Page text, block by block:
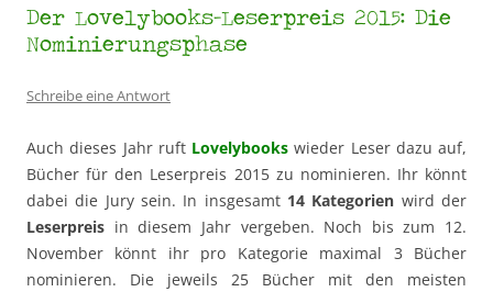
Der Lovelybooks-Leserpreis 2015: Die
Nominierungsphase
Schreibe eine Antwort
Auch dieses Jahr ruft Lovelybooks wieder Leser dazu auf,
Bücher für den Leserpreis 2015 zu nominieren. Ihr könnt
dabei die Jury sein. In insgesamt 14 Kategorien wird der
Leserpreis in diesem Jahr vergeben. Noch bis zum 12.
November könnt ihr pro Kategorie maximal 3 Bücher
nominieren. Die jeweils 25 Bücher mit den meisten